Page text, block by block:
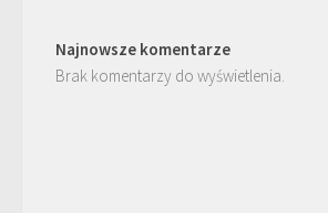
Najnowsze komentarze
Brak komentarzy do wyświetlenia.